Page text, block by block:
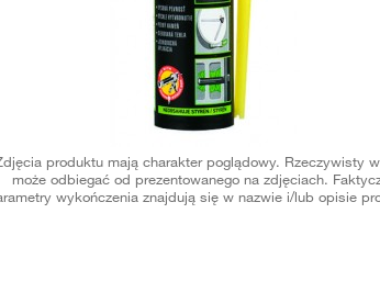
produktu mają charakter poglądowy. Rzeczywisty
może odbiegać od prezentowanego na zdjęciach.
wykończenia znajdują się w nazwie i/lub opisie